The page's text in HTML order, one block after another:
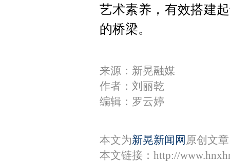
艺术素养，有效搭建
的桥梁。
来源：新晃融媒
作者：刘丽乾
编辑：罗云婷
本文为新晃新闻网 原创文
本文链接： http://